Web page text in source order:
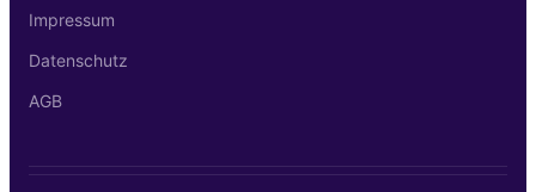
Impressum
Datenschutz
AGB